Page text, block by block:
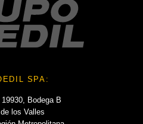
SPA:
Bodega B
los Valles